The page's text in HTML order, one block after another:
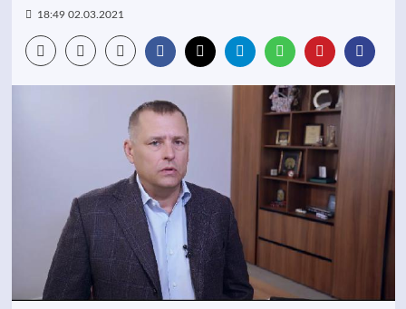
18:49 02.03.2021